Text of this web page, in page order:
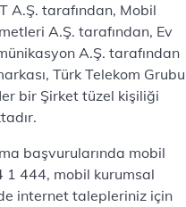
A.Ş. tarafından, Mobil
A.Ş. tarafından, Ev
A.Ş. tarafından
Türk Telekom Grubu
bir Şirket tüzel kişiliği
başvurularında mobil
444, mobil kurumsal
internet talepleriniz için